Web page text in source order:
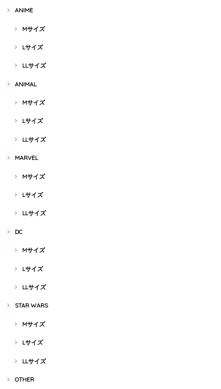
ANIME
Mサイズ
Lサイズ
LLサイズ
ANIMAL
Mサイズ
Lサイズ
LLサイズ
MARVEL
Mサイズ
Lサイズ
LLサイズ
DC
Mサイズ
Lサイズ
LLサイズ
STAR WARS
Mサイズ
Lサイズ
LLサイズ
OTHER